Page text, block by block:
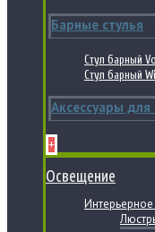
Барные стулья
Стул барный
Стул барный
Аксессуары для
+
Освещение